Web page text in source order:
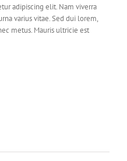
adipiscing elit. Nam viverra
varius vitae. Sed dui lorem,
metus. Mauris ultricie est